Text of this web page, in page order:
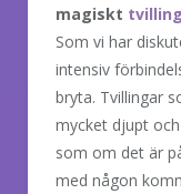
magiskt
Som vi har
intensiv
bryta. Tvillingar
mycket djupt
som om det är
med någon